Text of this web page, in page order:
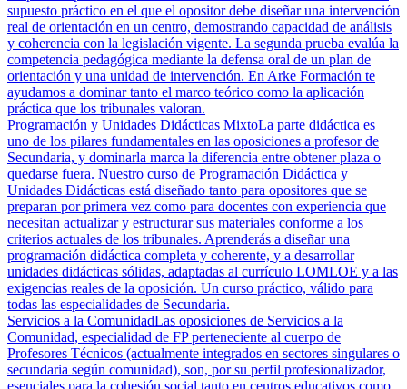
supuesto práctico en el que el opositor debe diseñar una intervención
real de orientación en un centro, demostrando capacidad de análisis
y coherencia con la legislación vigente. La segunda prueba evalúa la
competencia pedagógica mediante la defensa oral de un plan de
orientación y una unidad de intervención. En Arke Formación te
ayudamos a dominar tanto el marco teórico como la aplicación
práctica que los tribunales valoran.
Programación y Unidades Didácticas MixtoLa parte didáctica es
uno de los pilares fundamentales en las oposiciones a profesor de
Secundaria, y dominarla marca la diferencia entre obtener plaza o
quedarse fuera. Nuestro curso de Programación Didáctica y
Unidades Didácticas está diseñado tanto para opositores que se
preparan por primera vez como para docentes con experiencia que
necesitan actualizar y estructurar sus materiales conforme a los
criterios actuales de los tribunales. Aprenderás a diseñar una
programación didáctica completa y coherente, y a desarrollar
unidades didácticas sólidas, adaptadas al currículo LOMLOE y a las
exigencias reales de la oposición. Un curso práctico, válido para
todas las especialidades de Secundaria.
Servicios a la ComunidadLas oposiciones de Servicios a la
Comunidad, especialidad de FP perteneciente al cuerpo de
Profesores Técnicos (actualmente integrados en sectores singulares o
secundaria según comunidad), son, por su perfil profesionalizador,
esenciales para la cohesión social tanto en centros educativos como